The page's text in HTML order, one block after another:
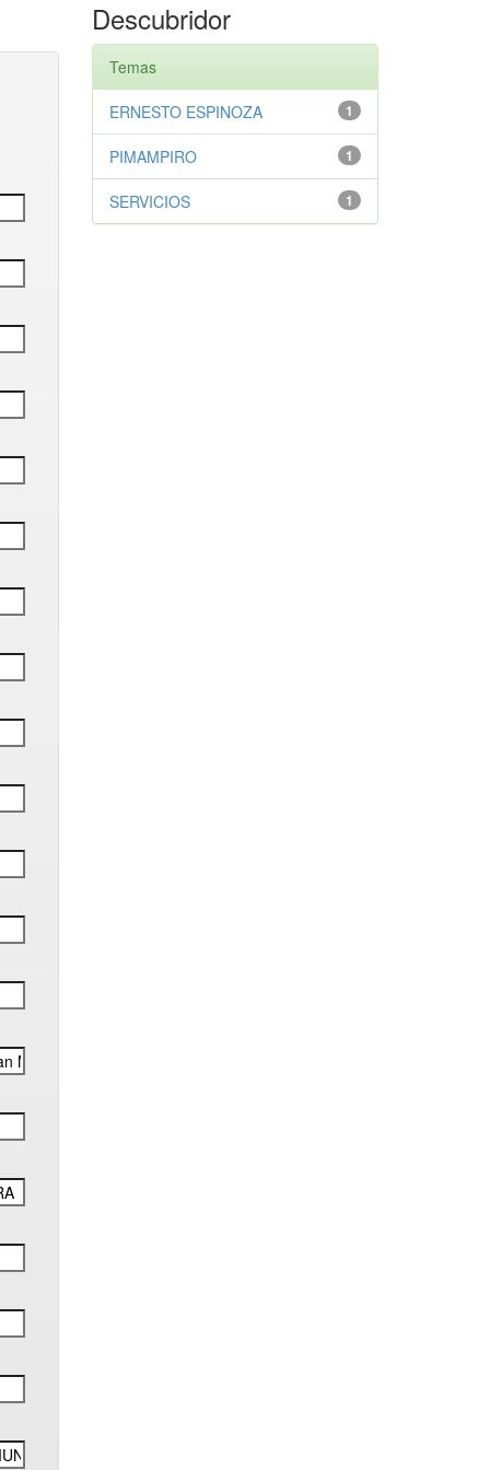
Descubridor
Temas
1
ERNESTO ESPINOZA
1
PIMAMPIRO
1
SERVICIOS